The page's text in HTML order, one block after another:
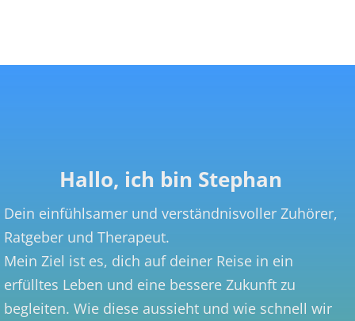
Hallo, ich bin Stephan
Dein einfühlsamer und verständnisvoller Zuhörer,
Ratgeber und Therapeut.
Mein Ziel ist es, dich auf deiner Reise in ein
erfülltes Leben und eine bessere Zukunft zu
begleiten. Wie diese aussieht und wie schnell wir